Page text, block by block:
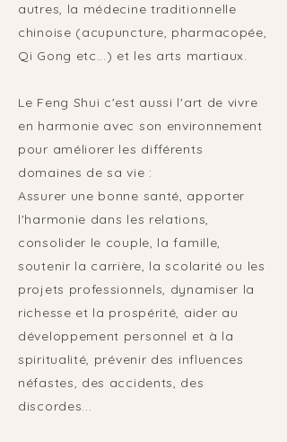
autres, la médecine traditionnelle
chinoise (acupuncture, pharmacopée,
Qi Gong etc...) et les arts martiaux.
Le Feng Shui c'est aussi l'art de vivre
en harmonie avec son environnement
pour améliorer les différents
domaines de sa vie :
​Assurer une bonne santé, apporter
l'harmonie dans les relations,
consolider le couple, la famille,
soutenir la carrière, la scolarité ou les
projets professionnels, dynamiser la
richesse et la prospérité, aider au
développement personnel et à la
spiritualité, prévenir des influences
néfastes, des accidents, des
discordes...